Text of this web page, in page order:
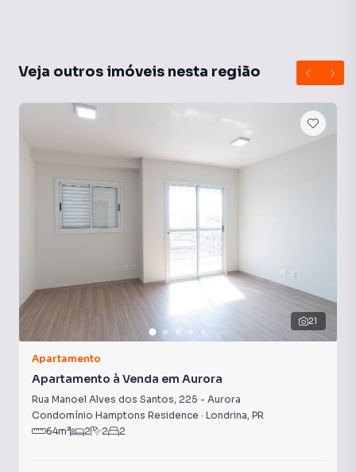
Veja outros imóveis nesta região
21
Apartamento
Apartamento à Venda em Aurora
Rua Manoel Alves dos Santos, 225 - Aurora
Condomínio Hamptons Residence · Londrina, PR
64m² 2 2 2